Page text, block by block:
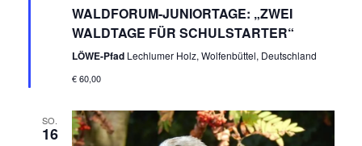
WALDFORUM-JUNIORTAGE: „ZWEI
WALDTAGE FÜR SCHULSTARTER“
LÖWE-Pfad Lechlumer Holz, Wolfenbüttel, Deutschland
€ 60,00
SO.
16